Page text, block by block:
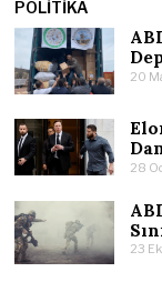
POLITIKA
20
28
23